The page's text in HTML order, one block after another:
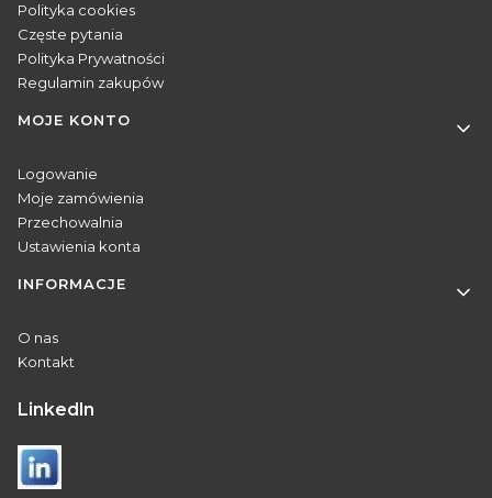
Polityka cookies
Częste pytania
Polityka Prywatności
Regulamin zakupów
MOJE KONTO
Logowanie
Moje zamówienia
Przechowalnia
Ustawienia konta
INFORMACJE
O nas
Kontakt
Linkedln